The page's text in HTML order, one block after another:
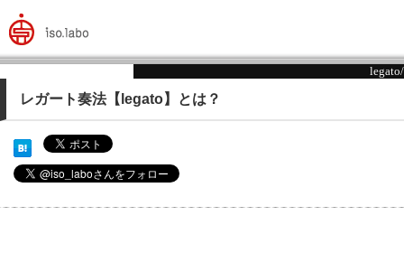
legato/
レガート奏法【legato】とは？